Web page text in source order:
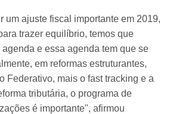
um ajuste fiscal importante em 2019,
trazer equilíbrio, temos que
e essa agenda tem que se
em reformas estruturantes,
Federativo, mais o fast tracking e a
tributária, o programa de
é importante", afirmou